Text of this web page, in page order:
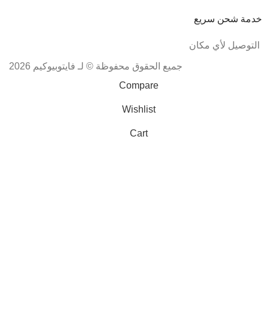
خدمة شحن سريع
جميع الحقوق محفوظة © لـ فايتوبيوكيم 2026
Compare
Wishlist
Cart